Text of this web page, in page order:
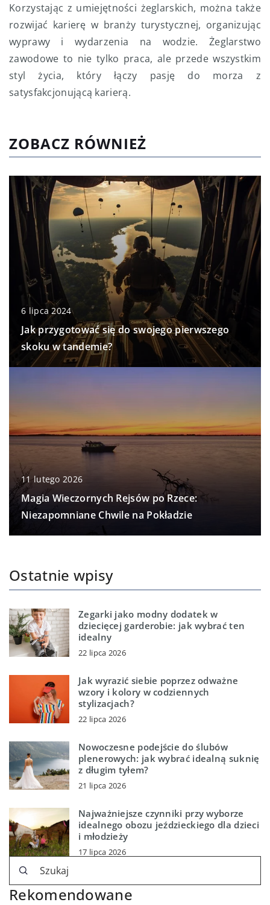
Korzystając z umiejętności żeglarskich, można także
rozwijać karierę w branży turystycznej, organizując
wyprawy i wydarzenia na wodzie. Żeglarstwo
zawodowe to nie tylko praca, ale przede wszystkim
styl życia, który łączy pasję do morza z
satysfakcjonującą karierą.
ZOBACZ RÓWNIEŻ
6 lipca 2024
Jak przygotować się do swojego pierwszego
skoku w tandemie?
11 lutego 2026
Magia Wieczornych Rejsów po Rzece:
Niezapomniane Chwile na Pokładzie
Ostatnie wpisy
Zegarki jako modny dodatek w
dziecięcej garderobie: jak wybrać ten
idealny
22 lipca 2026
Jak wyrazić siebie poprzez odważne
wzory i kolory w codziennych
stylizacjach?
22 lipca 2026
Nowoczesne podejście do ślubów
plenerowych: jak wybrać idealną suknię
z długim tyłem?
21 lipca 2026
Najważniejsze czynniki przy wyborze
idealnego obozu jeździeckiego dla dzieci
i młodzieży
17 lipca 2026
Rekomendowane